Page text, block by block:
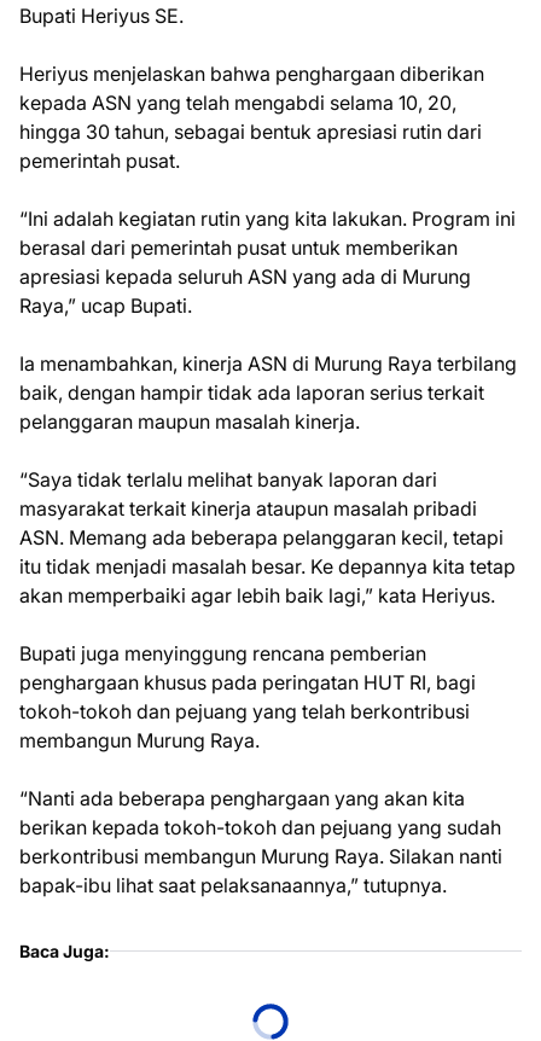
Bupati Heriyus SE.
Heriyus menjelaskan bahwa penghargaan diberikan
kepada ASN yang telah mengabdi selama 10, 20,
hingga 30 tahun, sebagai bentuk apresiasi rutin dari
pemerintah pusat.
“Ini adalah kegiatan rutin yang kita lakukan. Program ini
berasal dari pemerintah pusat untuk memberikan
apresiasi kepada seluruh ASN yang ada di Murung
Raya,” ucap Bupati.
Ia menambahkan, kinerja ASN di Murung Raya terbilang
baik, dengan hampir tidak ada laporan serius terkait
pelanggaran maupun masalah kinerja.
“Saya tidak terlalu melihat banyak laporan dari
masyarakat terkait kinerja ataupun masalah pribadi
ASN. Memang ada beberapa pelanggaran kecil, tetapi
itu tidak menjadi masalah besar. Ke depannya kita tetap
akan memperbaiki agar lebih baik lagi,” kata Heriyus.
Bupati juga menyinggung rencana pemberian
penghargaan khusus pada peringatan HUT RI, bagi
tokoh-tokoh dan pejuang yang telah berkontribusi
membangun Murung Raya.
“Nanti ada beberapa penghargaan yang akan kita
berikan kepada tokoh-tokoh dan pejuang yang sudah
berkontribusi membangun Murung Raya. Silakan nanti
bapak-ibu lihat saat pelaksanaannya,” tutupnya.
Baca Juga: